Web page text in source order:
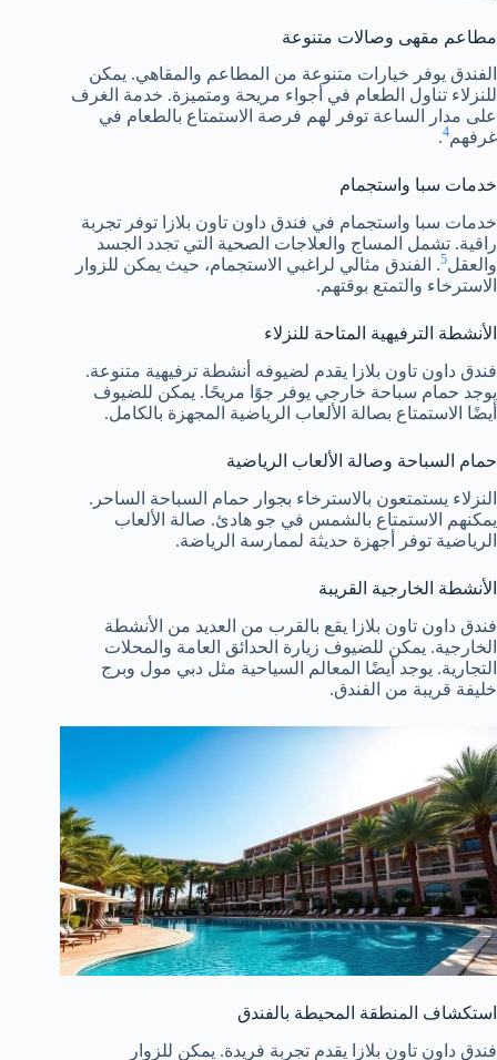
مطاعم مقهى وصالات متنوعة
الفندق يوفر خيارات متنوعة من المطاعم والمقاهي. يمكن
للنزلاء تناول الطعام في أجواء مريحة ومتميزة. خدمة الغرف
على مدار الساعة توفر لهم فرصة الاستمتاع بالطعام في
غرفهم4
.
خدمات سبا واستجمام
خدمات سبا واستجمام في فندق داون تاون بلازا توفر تجربة
راقية. تشمل المساج والعلاجات الصحية التي تجدد الجسد
والعقل5. الفندق مثالي لراغبي الاستجمام، حيث يمكن للزوار
الاسترخاء والتمتع بوقتهم.
الأنشطة الترفيهية المتاحة للنزلاء
فندق داون تاون بلازا يقدم لضيوفه أنشطة ترفيهية متنوعة.
يوجد حمام سباحة خارجي يوفر جوًا مريحًا. يمكن للضيوف
أيضًا الاستمتاع بصالة الألعاب الرياضية المجهزة بالكامل.
حمام السباحة وصالة الألعاب الرياضية
النزلاء يستمتعون بالاسترخاء بجوار حمام السباحة الساحر.
يمكنهم الاستمتاع بالشمس في جو هادئ. صالة الألعاب
الرياضية توفر أجهزة حديثة لممارسة الرياضة.
الأنشطة الخارجية القريبة
فندق داون تاون بلازا يقع بالقرب من العديد من الأنشطة
الخارجية. يمكن للضيوف زيارة الحدائق العامة والمحلات
التجارية. يوجد أيضًا المعالم السياحية مثل دبي مول وبرج
خليفة قريبة من الفندق.
استكشاف المنطقة المحيطة بالفندق
فندق داون تاون بلازا يقدم تجربة فريدة. يمكن للزوار